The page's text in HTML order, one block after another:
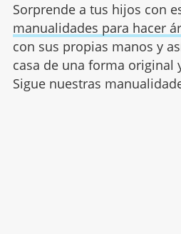
Sorprende a tus hijos con
manualidades para hacer
con sus propias manos y
casa de una forma original
Sigue nuestras